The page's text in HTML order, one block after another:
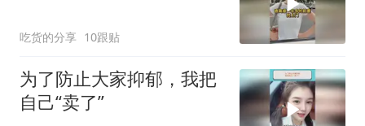
吃货的分享 10跟贴
为了防止大家抑郁，我把
自己“卖了”